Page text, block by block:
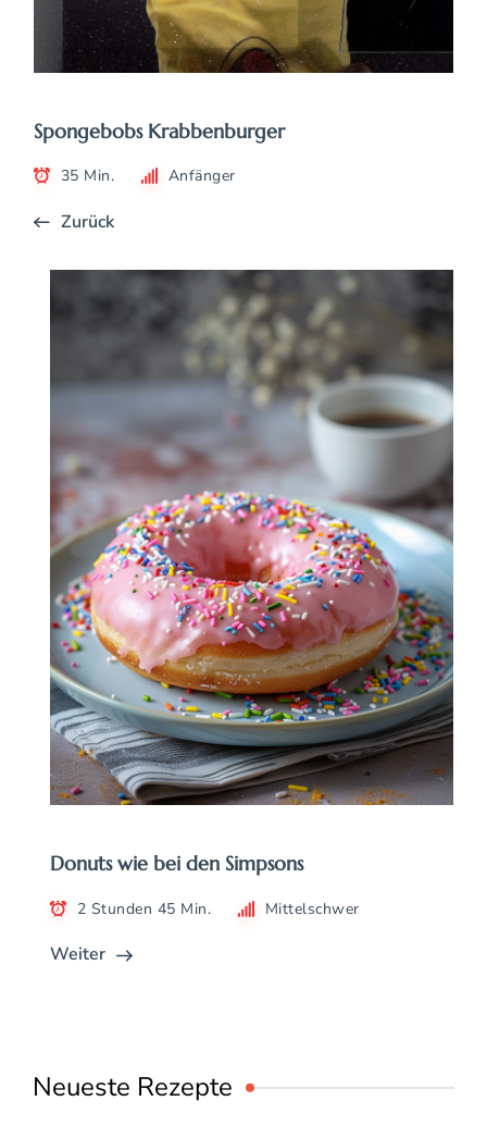
Spongebobs Krabbenburger
35 Min. Anfänger
Zurück
Donuts wie bei den Simpsons
2 Stunden 45 Min. Mittelschwer
Weiter
Neueste Rezepte